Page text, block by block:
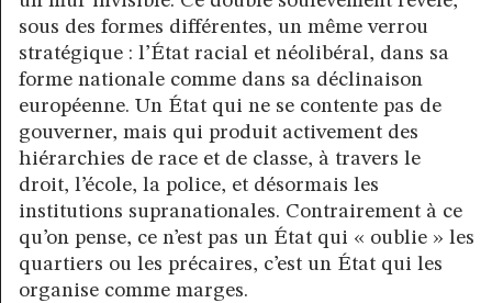
sous des formes différentes, un même verrou
stratégique : l’État racial et néolibéral, dans sa
forme nationale comme dans sa déclinaison
européenne. Un État qui ne se contente pas de
gouverner, mais qui produit activement des
hiérarchies de race et de classe, à travers le
droit, l’école, la police, et désormais les
institutions supranationales. Contrairement à ce
qu’on pense, ce n’est pas un État qui « oublie » les
quartiers ou les précaires, c’est un État qui les
organise comme marges.